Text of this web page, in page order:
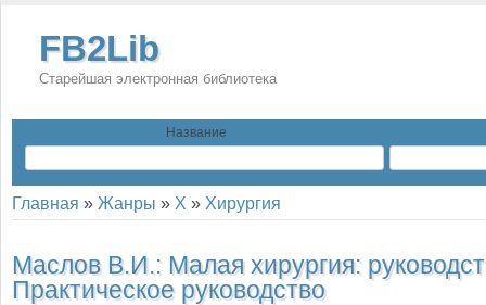
FB2Lib
Старейшая электронная библиотека
Название
Главная » Жанры » Х » Хирургия
Маслов В.И.: Малая хирургия:
Практическое руководство